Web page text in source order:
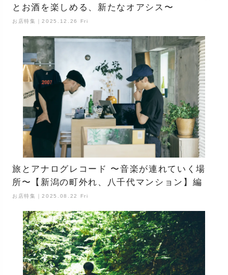
とお酒を楽しめる、新たなオアシス〜
お店特集｜2025.12.26 Fri
旅とアナログレコード 〜音楽が連れていく場
所〜【新潟の町外れ、八千代マンション】編
お店特集｜2025.08.22 Fri